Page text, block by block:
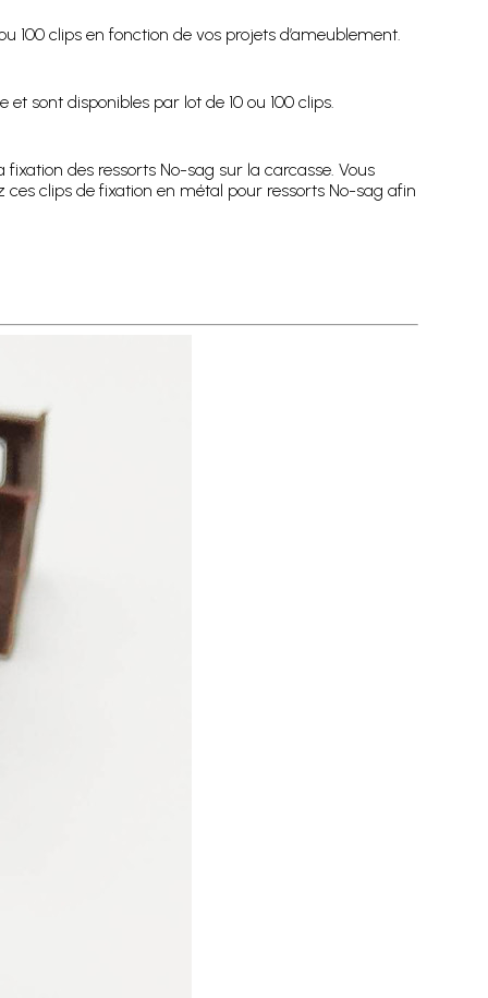
100 clips en fonction de vos projets d’ameublement.
sont disponibles par lot de 10 ou 100 clips.
des ressorts No-sag sur la carcasse. Vous
ces clips de fixation en métal pour ressorts No-sag afin